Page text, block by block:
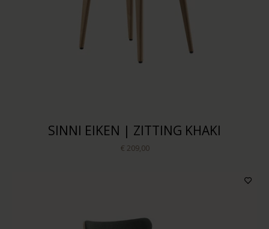
SINNI EIKEN | ZITTING KHAKI
€ 209,00